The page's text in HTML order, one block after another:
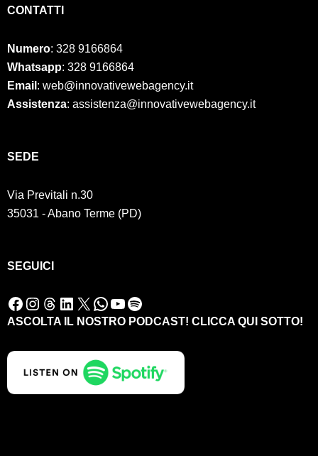
CONTATTI
Numero: 328 9166864
Whatsapp: 328 9166864
Email : web@innovativewebagency.it
Assistenza: assistenza@innovativewebagency.it
SED E
Via Previtali n.30
35031 - Abano Terme (PD)
SEGUICI
Facebook Instagram Threads LinkedIn X WhatsApp YouTube Spotify
ASCOLTA IL NOSTRO PODCAST! CLICCA QUI SOTTO!